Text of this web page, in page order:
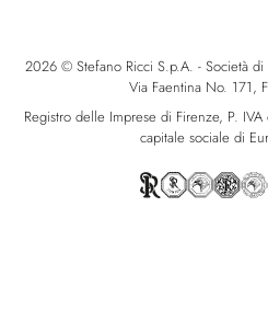
2026 © Stefano Ricci S.p.A. - Società
Via Faentina No. 171,
Registro delle Imprese di Firenze, P.
capitale sociale di